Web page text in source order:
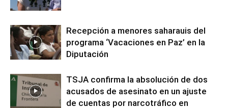
Recepción a menores saharauis del
programa ‘Vacaciones en Paz’ en la
Diputación
TSJA confirma la absolución de dos
acusados de asesinato en un ajuste
de cuentas por narcotráfico en